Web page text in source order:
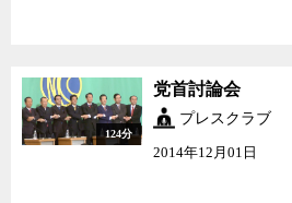
124分
党首討論会
プレスクラブ
2014年12月01日